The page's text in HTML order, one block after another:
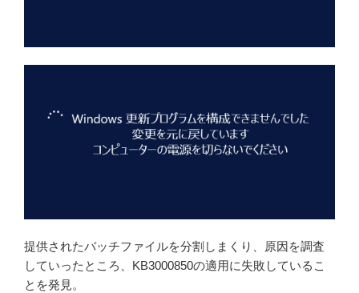
提供されたバッチファイルを分割しまくり、原因を調査
していったところ、KB3000850の適用に失敗しているこ
とを発見。